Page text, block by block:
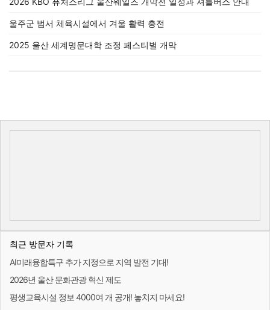
울주군 범서 체육시설에서 겨울 활력 충전
2025 울산 세계명문대학 조정 페스티벌 개막
최근 방문자 기록
AI미래융합특구 추가 지정으로 지역 발전 기대!
2026년 울산 문화관광 혁신 제도
평생교육시설 정보 4000여 개 공개! 놓치지 마세요!